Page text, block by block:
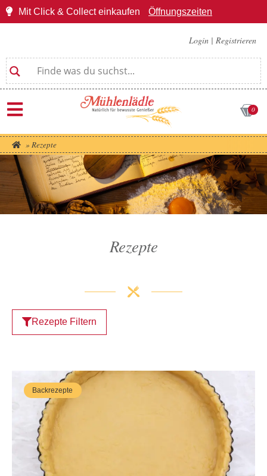
Mit Click & Collect einkaufen Öffnungszeiten
Login | Registrieren
0
» Rezepte
Rezepte
Rezepte Filtern
Backrezepte